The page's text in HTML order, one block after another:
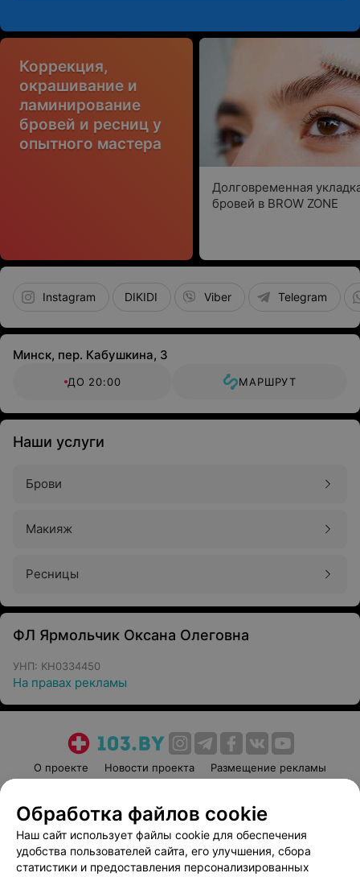
Коррекция,
окрашивание и
ламинирование
бровей и ресниц у
опытного мастера
Долговременная
бровей в BROW ZONE
Instagram DIKIDI Viber Telegram
Минск, пер. Кабушкина, 3
ДО 20:00 МАРШРУТ
Наши услуги
Брови
Макияж
Ресницы
ФЛ Ярмольчик Оксана Олеговна
УНП: KH0334450
На правах рекламы
О проекте Новости проекта
Размещение рекламы
Пользовательское соглашение
Способы оплаты
Вакансии
Партнеры
Написать руководителю 103.by
Обработка файлов cookie
Наш сайт использует файлы cookie для обеспечения
удобства пользователей сайта, его улучшения, сбора
статистики и предоставления персонализированных